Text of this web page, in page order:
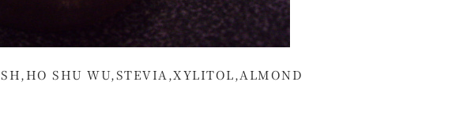
SHU WU,STEVIA,XYLITOL,ALMOND